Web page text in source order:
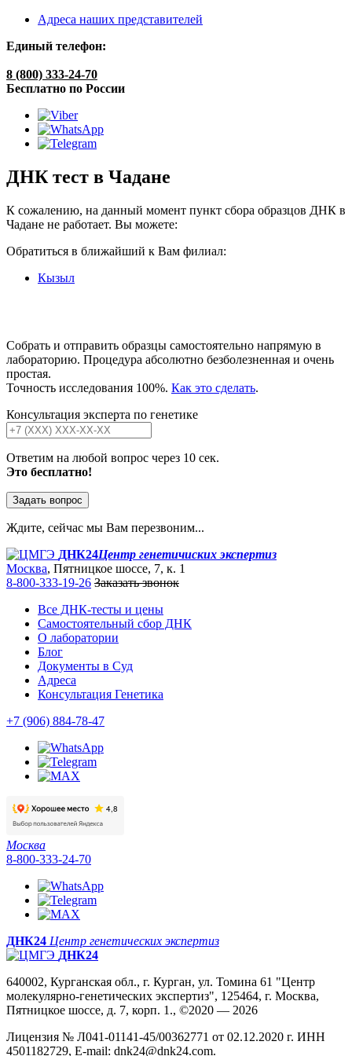
Адреса наших представителей
Единый телефон:
8 (800) 333-24-70
Бесплатно по России
ДНК тест в Чадане
К сожалению, на данный момент пункт сбора образцов ДНК в
Чадане не работает. Вы можете:
Обратиться в ближайший к Вам филиал:
Кызыл
Собрать и отправить образцы самостоятельно напрямую в
лабораторию. Процедура абсолютно безболезненная и очень
простая.
Точность исследования 100%. Как это сделать.
Консультация эксперта по генетике
Ответим на любой вопрос через 10 сек.
Это бесплатно!
Задать вопрос
Ждите, сейчас мы Вам перезвоним...
ДНК24Центр генетичиских экспертиз
Москва, Пятницкое шоссе, 7, к. 1
8-800-333-19-26 Заказать звонок
Все ДНК-тесты и цены
Самостоятельный сбор ДНК
О лаборатории
Блог
Документы в Суд
Адреса
Консультация Генетика
+7 (906) 884-78-47
Москва
8-800-333-24-70
ДНК24 Центр генетических экспертиз
ДНК24
640002, Курганская обл., г. Курган, ул. Томина 61 "Центр
молекулярно-генетических экспертиз", 125464, г. Москва,
Пятницкое шоссе, д. 7, корп. 1., ©2020 — 2026
Лицензия № Л041-01141-45/00362771 от 02.12.2020 г. ИНН
4501182729, E-mail: dnk24@dnk24.com.